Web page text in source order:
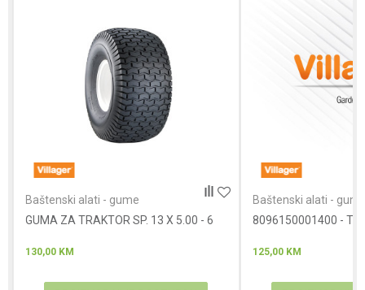
Anti-spam zaštita - izračunajte koliko je 9 - 4 :
Baštenski alati - gume
GUMA ZA TRAKTOR SP. 13 X 5.00 - 6
130,00 KM
Baštenski alati -
8096150001400 -
125,00 KM